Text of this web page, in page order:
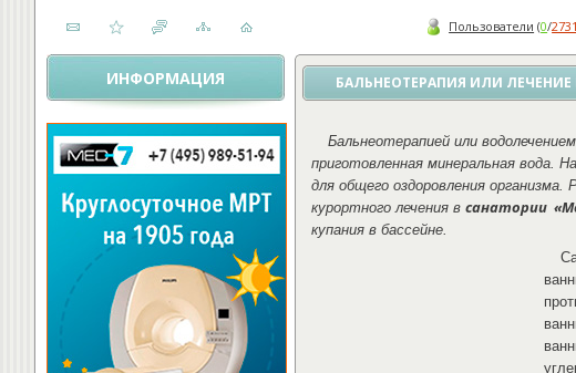
Пользователи (0/
ИНФОРМАЦИЯ БАЛЬНЕОТЕРАПИЯ ИЛИ
Бальнеотерапией или
приготовленная минеральная вода.
для общего оздоровления
курортного лечения в санатории
купания в бассейне.